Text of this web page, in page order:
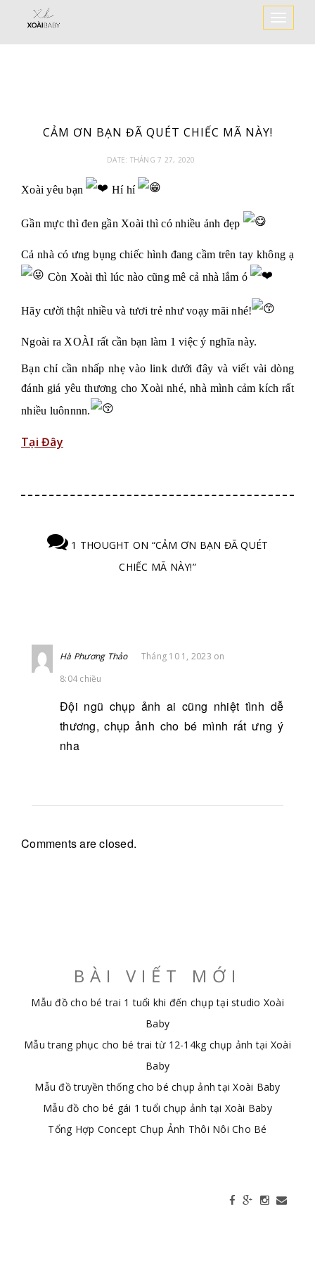
Toggle
CẢM ƠN BẠN ĐÃ QUÉT CHIẾC MÃ NÀY!
DATE: THÁNG 7 27, 2020
Xoài yêu bạn Hí hí
Gần mực thì đen gần Xoài thì có nhiều ảnh đẹp
Cả nhà có ưng bụng chiếc hình đang cầm trên tay không ạ
Còn Xoài thì lúc nào cũng mê cả nhà lắm ó
Hãy cười thật nhiều và tươi trẻ như voạy mãi nhé!
Ngoài ra XOÀI rất cần bạn làm 1 việc ý nghĩa này.
Bạn chỉ cần nhấp nhẹ vào link dưới đây và viết vài dòng
đánh giá yêu thương cho Xoài nhé, nhà mình cảm kích rất
nhiều luônnnn.
Tại Đây
1 THOUGHT ON “CẢM ƠN BẠN ĐÃ QUÉT
CHIẾC MÃ NÀY!”
Hà Phương Thảo
Tháng 10 1, 2023 on
8:04 chiều
Đội ngũ chụp ảnh ai cũng nhiệt tình dễ
thương, chụp ảnh cho bé mình rất ưng ý
nha
Comments are closed.
BÀI VIẾT MỚI
Mẫu đồ cho bé trai 1 tuổi khi đến chụp tại studio Xoài
Baby
Mẫu trang phục cho bé trai từ 12-14kg chụp ảnh tại Xoài
Baby
Mẫu đồ truyền thống cho bé chụp ảnh tại Xoài Baby
Mẫu đồ cho bé gái 1 tuổi chụp ảnh tại Xoài Baby
Tổng Hợp Concept Chụp Ảnh Thôi Nôi Cho Bé